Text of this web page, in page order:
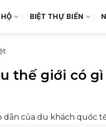
BIỆT THỰ BIỂN
thế giới có
của du khách quốc